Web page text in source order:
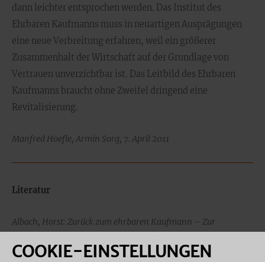
dann leichter entsprochen werden. Das Institut des
Ehrbaren Kaufmanns muss in neuartigen Ausprägungen
eine neue Verbreitung erfahren, weil ein größerer
Zusammenhalt der Wirtschaft auf der Grundlage von
Vertrauen unverzichtbar ist. Das Leitbild des Ehrbaren
Kaufmanns braucht ohne Zweifel dringend eine
Revitalisierung.
Manfred Hoefle, Armin Sorg, 7. April 2011
Literatur
Albach, Horst: Zurück zum ehrbaren Kaufmann – Zur
2003.
COOKIE-EINSTELLUNGEN